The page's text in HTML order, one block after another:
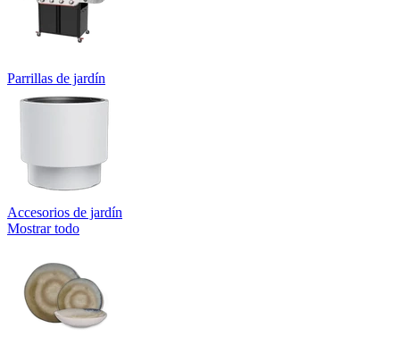
Parrillas de jardín
Accesorios de jardín
Mostrar todo